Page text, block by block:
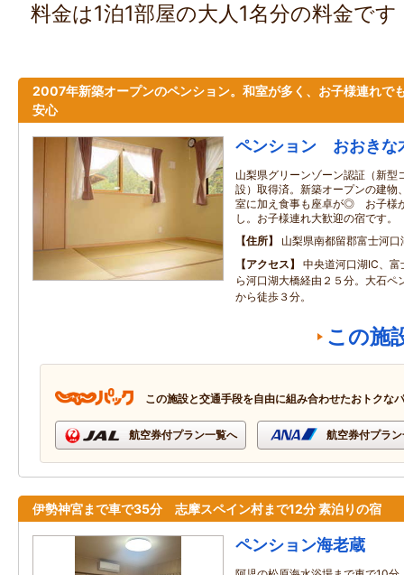
料金は1泊1部屋の大人1名分の料金で
2007年新築オープンのペンション。和室が多く、お子様連れで
安心
ペンション おおきな
山梨県グリーンゾーン認証（新型
設）取得済。新築オープンの建物
室に加え食事も座卓が◎ お子様
し。お子様連れ大歓迎の宿です。
住所
山梨県南都留郡富士河
アクセス
中央道河口湖IC、
ら河口湖大橋経由２５分。大石ペ
から徒歩３分。
この施
この施設と交通手段を自由に組み合わせたおトクな
航空券付プラン一覧へ 航空券付プラ
伊勢神宮まで車で35分 志摩スペイン村まで12分 素泊りの宿
ペンション海老蔵